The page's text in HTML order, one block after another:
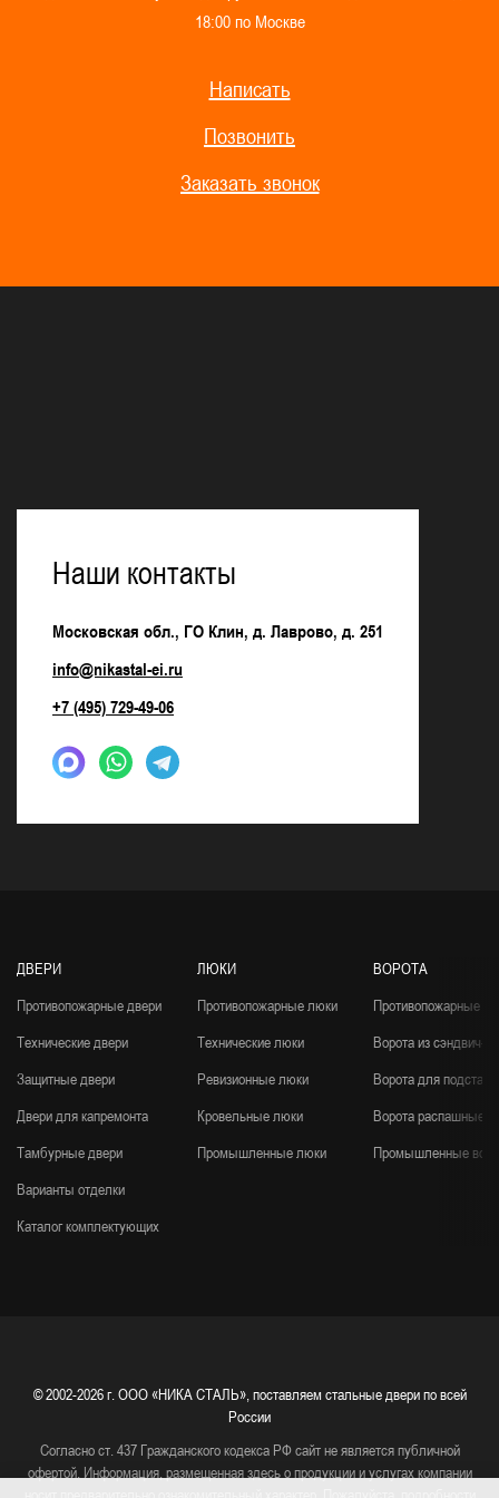
18:00 по Москве
Написать
Позвонить
Заказать звонок
Наши контакты
Московская обл., ГО Клин, д. Лаврово, д. 251
info@nikastal-ei.ru
+7 (495) 729-49-06
ДВЕРИ
Противопожарные двери
Технические двери
Защитные двери
Двери для капремонта
Тамбурные двери
Варианты отделки
Каталог комплектующих
ЛЮКИ
Противопожарные люки
Технические люки
Ревизионные люки
Кровельные люки
Промышленные люки
ВОРОТА
Противопожарные
Ворота из сэндвич-
Ворота для
Ворота распашные
Промышленные
© 2002-2026 г. ООО «НИКА СТАЛЬ», поставляем стальные двери по всей
России
Согласно ст. 437 Гражданского кодекса РФ сайт не является публичной
офертой. Информация, размещенная здесь о продукции и услугах компании